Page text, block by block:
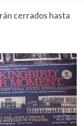
cerrados hasta